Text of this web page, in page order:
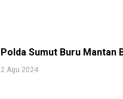
Polda Sumut Buru Mantan
2 Agu 2024